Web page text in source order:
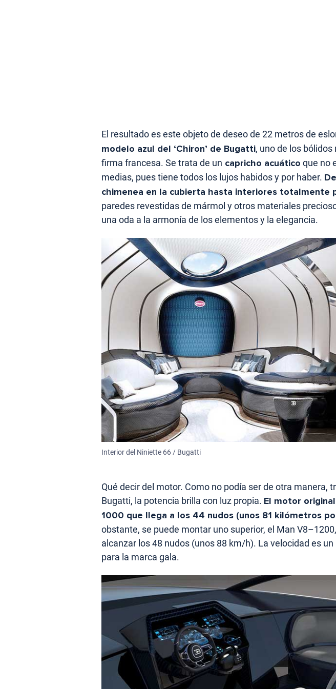
El resultado es este objeto de deseo de 22 metros de
modelo azul del ‘Chiron’ de Bugatti, uno de los
firma francesa. Se trata de un capricho acuático que no
medias, pues tiene todos los lujos habidos y por haber.
chimenea en la cubierta hasta interiores totalmente
paredes revestidas de mármol y otros materiales
una oda a la armonía de los elementos y la elegancia.
Interior del Niniette 66 / Bugatti
Qué decir del motor. Como no podía ser de otra manera,
Bugatti, la potencia brilla con luz propia. El motor
1000 que llega a los 44 nudos (unos 81 kilómetros
obstante, se puede montar uno superior, el Man
alcanzar los 48 nudos (unos 88 km/h). La velocidad es
para la marca gala.